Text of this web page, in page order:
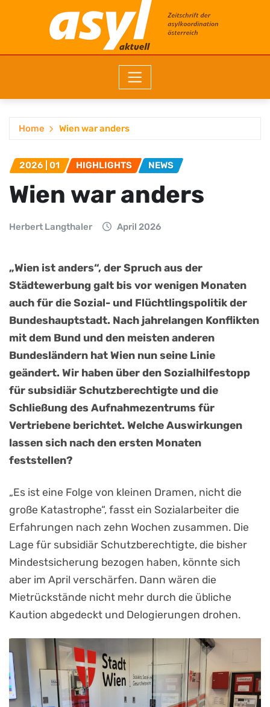
Home Wien war anders
2026 | 01 HIGHLIGHTS NEWS
Wien war anders
Herbert Langthaler April 2026
„Wien ist anders“, der Spruch aus der
Städtewerbung galt bis vor wenigen Monaten
auch für die Sozial- und Flüchtlingspolitik der
Bundeshauptstadt. Nach jahrelangen Konflikten
mit dem Bund und den meisten anderen
Bundesländern hat Wien nun seine Linie
geändert. Wir haben über den Sozialhilfestopp
für subsidiär Schutzberechtigte und die
Schließung des Aufnahmezentrums für
Vertriebene berichtet. Welche Auswirkungen
lassen sich nach den ersten Monaten
feststellen?
„Es ist eine Folge von kleinen Dramen, nicht die
große Katastrophe“, fasst ein Sozialarbeiter die
Erfahrungen nach zehn Wochen zusammen. Die
Lage für subsidiär Schutzberechtigte, die bisher
Mindestsicherung bezogen haben, könnte sich
aber im April verschärfen. Dann wären die
Mietrückstände nicht mehr durch die übliche
Kaution abgedeckt und Delogierungen drohen.